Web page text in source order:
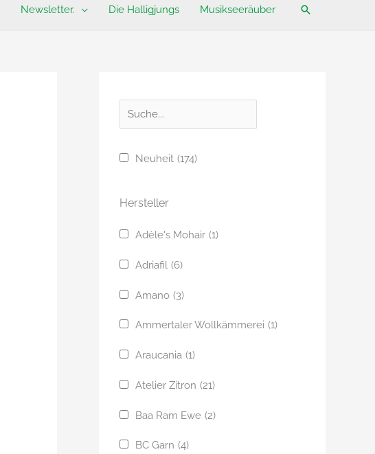
Newsletter. Die Halligjungs Musikseeräuber Suchen
u
c
Neuheit (174)
Hersteller
Adèle's Mohair (1)
Adriafil (6)
Amano (3)
Ammertaler Wollkämmerei (1)
Araucania (1)
Atelier Zitron (21)
Baa Ram Ewe (2)
BC Garn (4)